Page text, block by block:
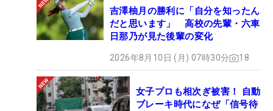
吉澤柚月の勝利に「自分を知ったん
だと思います」 高校の先輩・六車
日那乃が見た後輩の変化
2026年8月10日 (月) 07時30分 18
女子プロも相次ぎ被害！ 自動
ブレーキ時代になぜ「信号待